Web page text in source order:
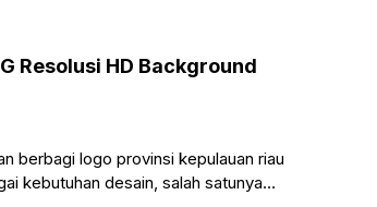
Resolusi HD Background
berbagi logo provinsi kepulauan riau
kebutuhan desain, salah satunya